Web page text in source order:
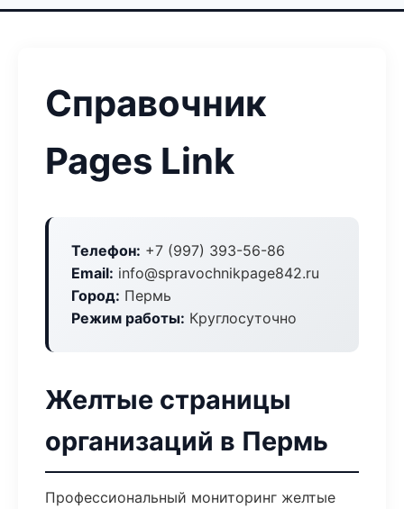
Справочник
Pages Link
Телефон: +7 (997) 393-56-86
Email: info@spravochnikpage842.ru
Город: Пермь
Режим работы: Круглосуточно
Желтые страницы
организаций в Пермь
Профессиональный мониторинг желтые